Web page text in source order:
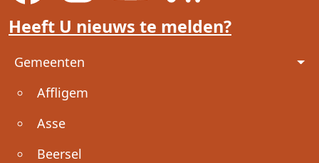
Heeft U nieuws te melden?
Voet
Gemeenten
Affligem
Asse
Beersel